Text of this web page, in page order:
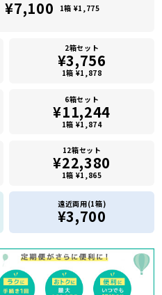
¥7,100 1箱 ¥1,775
2箱セット
¥3,756
1箱 ¥1,878
6箱セット
¥11,244
1箱 ¥1,874
12箱セット
¥22,380
1箱 ¥1,865
遠近両用(1箱)
¥3,700